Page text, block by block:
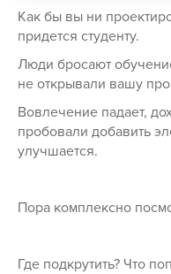
Как бы вы ни
придется студенту.
Люди бросают
не открывали вашу
Вовлечение падает,
пробовали добавить
улучшается.
Пора комплексно
Где подкрутить? Что